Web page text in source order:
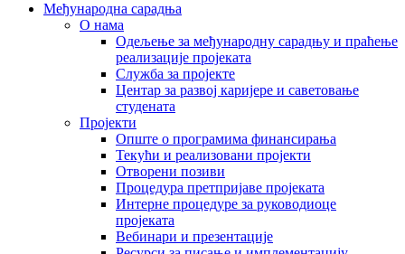
Међународна сарадња
О нама
Одељење за међународну сарадњу и праћење
реализације пројеката
Служба за пројекте
Центар за развој каријере и саветовање
студената
Пројекти
Опште о програмима финансирања
Текући и реализовани пројекти
Отворени позиви
Процедура претпријаве пројеката
Интерне процедуре за руководиоце
пројеката
Вебинари и презентације